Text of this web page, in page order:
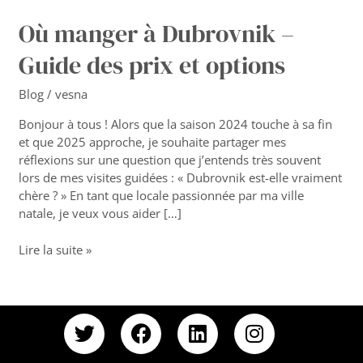
Où manger à Dubrovnik –
Guide des prix et options
Blog /vesna
Bonjour à tous ! Alors que la saison 2024 touche à sa fin
et que 2025 approche, je souhaite partager mes
réflexions sur une question que j’entends très souvent
lors de mes visites guidées : « Dubrovnik est-elle vraiment
chère ? » En tant que locale passionnée par ma ville
natale, je veux vous aider […]
Lire la suite »
T
w
F
a
L
i
I
n